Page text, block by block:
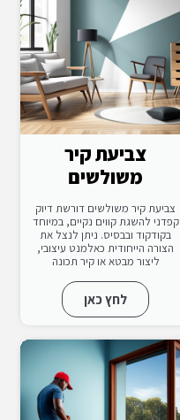
צביעת קיר
משולשים
צביעת קיר משולשים דורשת דיוק
קפדני להשגת קווים נקיים, במיוחד
בקודקוד ובבסיס. ניתן לנצל את
הצורה הייחודית כאלמנט עיצובי,
ליצור מבטא או קיר תכונה
לחץ כאן